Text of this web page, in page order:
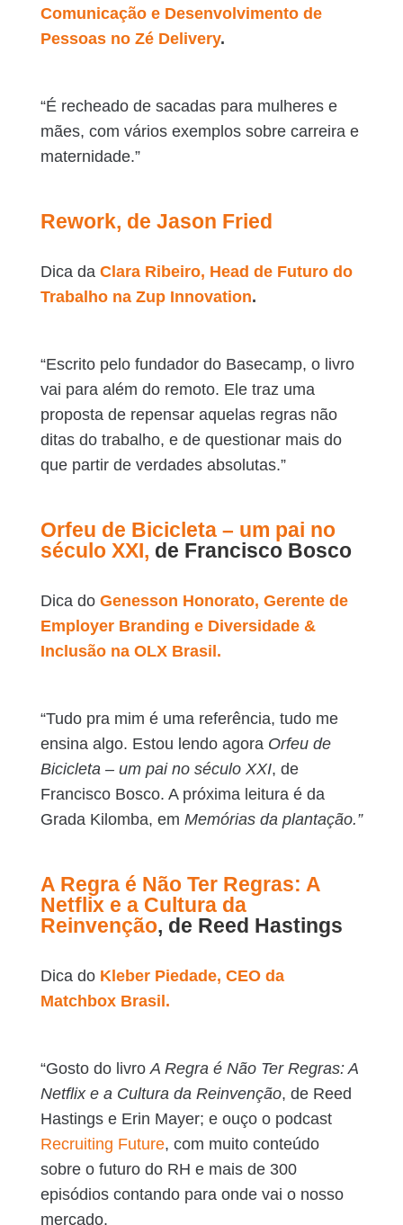
Comunicação e Desenvolvimento de
Pessoas no Zé Delivery.
“É recheado de sacadas para mulheres e
mães, com vários exemplos sobre carreira e
maternidade.”
Rework, de Jason Fried
Dica da Clara Ribeiro, Head de Futuro do
Trabalho na Zup Innovation.
“Escrito pelo fundador do Basecamp, o livro
vai para além do remoto. Ele traz uma
proposta de repensar aquelas regras não
ditas do trabalho, e de questionar mais do
que partir de verdades absolutas.”
Orfeu de Bicicleta – um pai no
século XXI, de Francisco Bosco
Dica do Genesson Honorato, Gerente de
Employer Branding e Diversidade &
Inclusão na OLX Brasil.
“Tudo pra mim é uma referência, tudo me
ensina algo. Estou lendo agora Orfeu de
Bicicleta – um pai no século XXI, de
Francisco Bosco. A próxima leitura é da
Grada Kilomba, em Memórias da plantação.”
A Regra é Não Ter Regras: A
Netflix e a Cultura da
Reinvenção, de Reed Hastings
Dica doKleber Piedade, CEO da
Matchbox Brasil.
“Gosto do livroA Regra é Não Ter Regras: A
Netflix e a Cultura da Reinvenção, de Reed
Hastings e Erin Mayer; e ouço o podcast
Recruiting Future, com muito conteúdo
sobre o futuro do RH e mais de 300
episódios contando para onde vai o nosso
mercado.